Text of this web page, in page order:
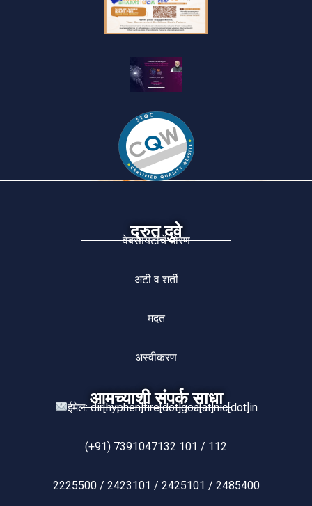
द्रुत दुवे
वेबसायटीचें धोरण
अटी व शर्ती
मदत
अस्वीकरण
आमच्याशी संपर्क साधा
ईमेल: dir[hyphen]fire[dot]goa[at]nic[dot]in
(+91) 7391047132 101 / 112
2225500 / 2423101 / 2425101 / 2485400